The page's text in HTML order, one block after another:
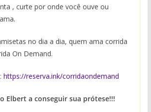
, curte por onde você ouve ou
no dia a dia, quem ama corrida
On Demand.
https://reserva.ink/corridaondemand
Elbert a conseguir sua prótese!!!